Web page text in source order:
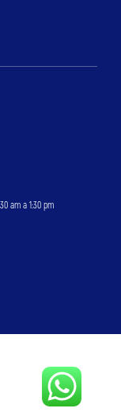
am a 1:30 pm